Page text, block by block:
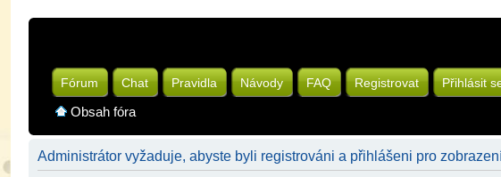
Fórum Chat Pravidla Návody FAQ Registrovat Přihlásit
Obsah fóra
Administrátor vyžaduje, abyste byli registrováni a přihlášeni pro